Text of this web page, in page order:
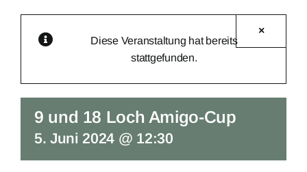
Diese Veranstaltung hat bereits
stattgefunden.
×
9 und 18 Loch Amigo-Cup
5. Juni 2024 @ 12:30